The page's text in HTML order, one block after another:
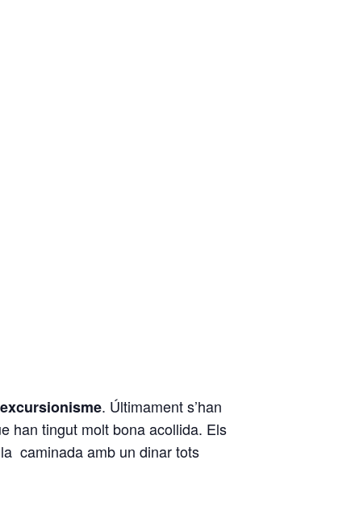
excursionisme. Últimament s’han
han tingut molt bona acollida. Els
caminada amb un dinar tots